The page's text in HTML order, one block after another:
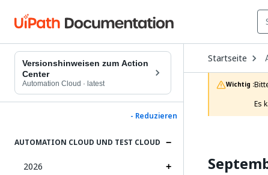
Versionshinweisen zum Action
Center
Automation Cloud · latest
- Reduzieren
AUTOMATION CLOUD UND TEST CLOUD
2026
Startseite
Wichtig :
Es